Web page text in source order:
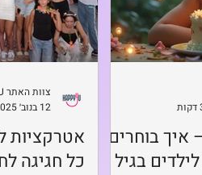
ליום הולדת 5 – איך בוחרים
בגיל
אטרקציות
כל חגיגה
צוות האתר Happy4U
12 בנוב׳ 2025